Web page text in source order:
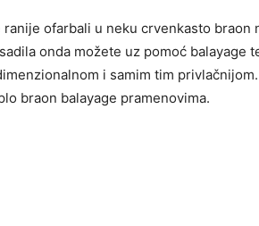
ofarbali u neku crvenkasto braon
onda možete uz pomoć
i samim tim
braon balayage pramenovima.